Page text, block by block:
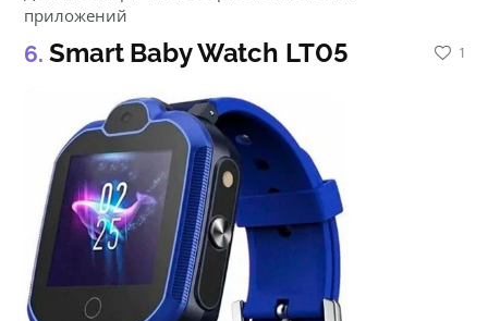
1
приложений
Smart Baby Watch LT05